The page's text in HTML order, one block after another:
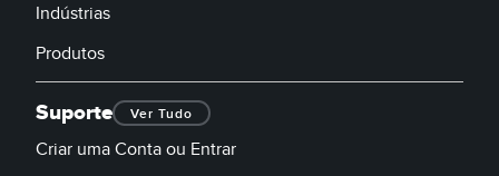
Indústrias
Produtos
Suporte Ver Tudo
Criar uma Conta ou Entrar